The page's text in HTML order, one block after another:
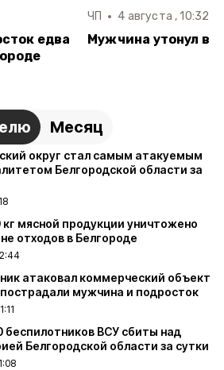
едва
ЧП 4 августа , 10:32
Мужчина утонул в
Месяц
округ стал самым атакуемым
Белгородской области за
кг мясной продукции уничтожено
отходов в Белгороде
атаковал коммерческий объект
пострадали мужчина и подросток
беспилотников ВСУ сбиты над
Белгородской области за сутки